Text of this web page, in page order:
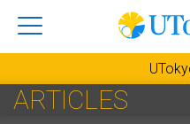
ARTICLES